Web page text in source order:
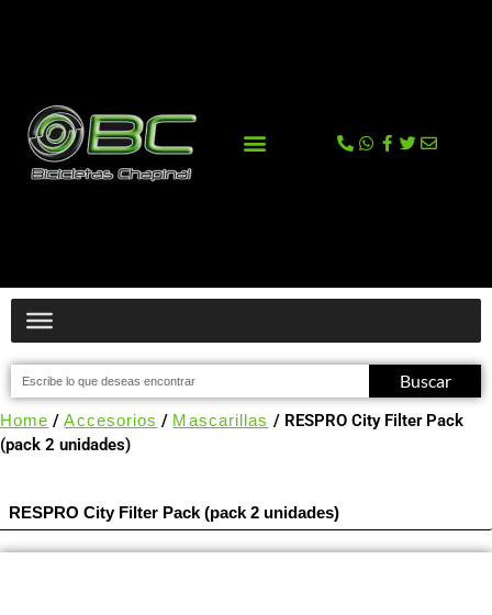
Buscar
Home /Accesorios / Mascarillas / RESPRO City Filter Pack
(pack 2 unidades)
RESPRO City Filter Pack (pack 2 unidades)